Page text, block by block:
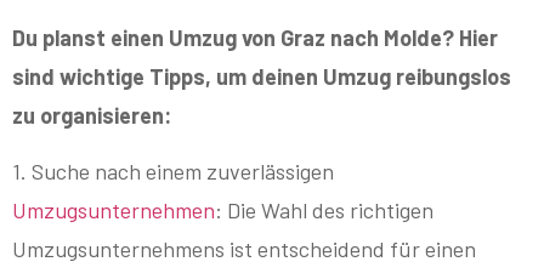
Du planst einen Umzug von Graz nach Molde? Hier
sind wichtige Tipps, um deinen Umzug reibungslos
zu organisieren:
1. Suche nach einem zuverlässigen
Umzugsunternehmen: Die Wahl des richtigen
Umzugsunternehmens ist entscheidend für einen